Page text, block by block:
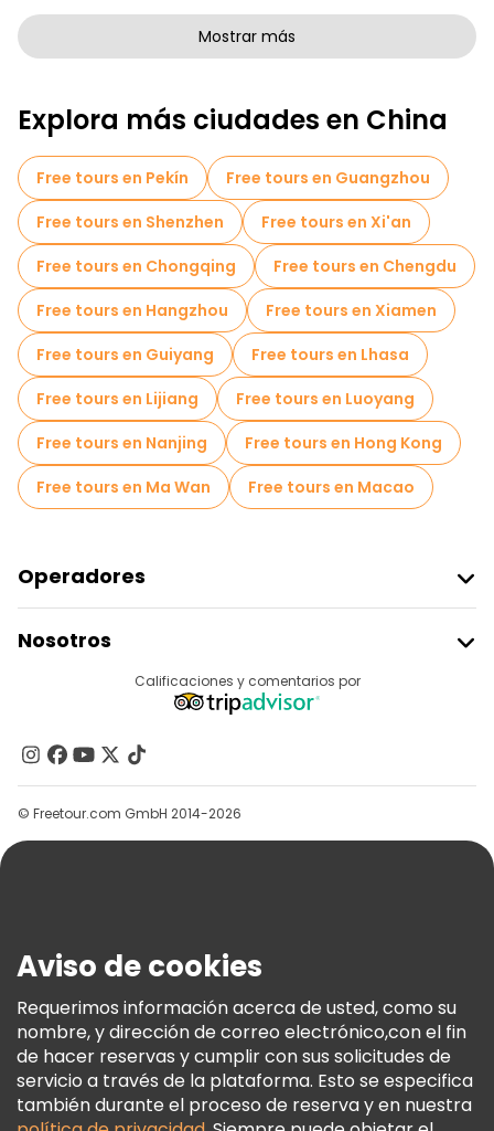
Free tours a pie para familias en Shanghai
Tours fotográficos en Shanghai
Entradas Skip The Line en Shanghai
Cruceros en Shanghai
Tours mercados en Shanghai
Tours de degustación locales en Shanghai
Free tours de un día en Shanghai
Tours en bicicleta en Shanghai
Tours gastronómicos en Shanghai
Free tours cerca The Bund
Mostrar más
Explora más ciudades en China
Free tours en Pekín
Free tours en Guangzhou
Free tours en Shenzhen
Free tours en Xi'an
Free tours en Chongqing
Free tours en Chengdu
Free tours en Hangzhou
Free tours en Xiamen
Free tours en Guiyang
Free tours en Lhasa
Free tours en Lijiang
Free tours en Luoyang
Free tours en Nanjing
Free tours en Hong Kong
Free tours en Ma Wan
Free tours en Macao
Operadores
Acceder Como Proveedor
Programa De Afiliados
Nosotros
Contacto
Grupos
Ayuda
Términos E Información Legal
Política De Cookies
Freetour Premios
Programa De Fidelidad
Calificaciones y comentarios por
© Freetour.com GmbH 2014-2026
Aviso de cookies
Requerimos información acerca de usted, como su
nombre, y dirección de correo electrónico,con el fin
de hacer reservas y cumplir con sus solicitudes de
servicio a través de la plataforma. Esto se especifica
también durante el proceso de reserva y en nuestra